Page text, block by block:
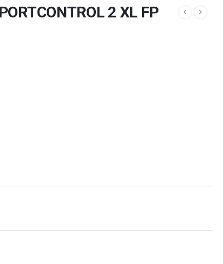
2 XL FP